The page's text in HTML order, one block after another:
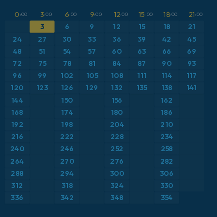
ICON Alemania 2 km
Caribe
Escandinavia
Estados Unidos
Europa
Francia
Grecia
Anomalía de temperatura a 2 m
Anomalía de temperatura a 850 hPa
CAPE
Presión
Punto de rocío a 2 m
Ráfagas de Viento Máximas
Ráfagas de viento
0 :00 3:00 6:00 9:00 12:00 15 :00 18:00 21:00
3 6 9 12 15 18 21
24 27 30 33 36 39 42
45
48
51 54 57 60 63 66 69
72 75 78 81 84 87 90 93
96 99 102 105 108 111 114 117
120 123 126 129 132 135 138
141
144
150 156
162
168
174 180
186
192
198 204 210
216 222 228 234
240 246 252
258
264
270 276
282
288
294 300
306
312
318 324 330
336 342 348 354